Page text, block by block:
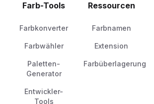
Farb-Tools
Farbkonverter
Farbwähler
Paletten-
Generator
Entwickler-
Tools
Ressourcen
Farbnamen
Extension
Farbüberlagerung